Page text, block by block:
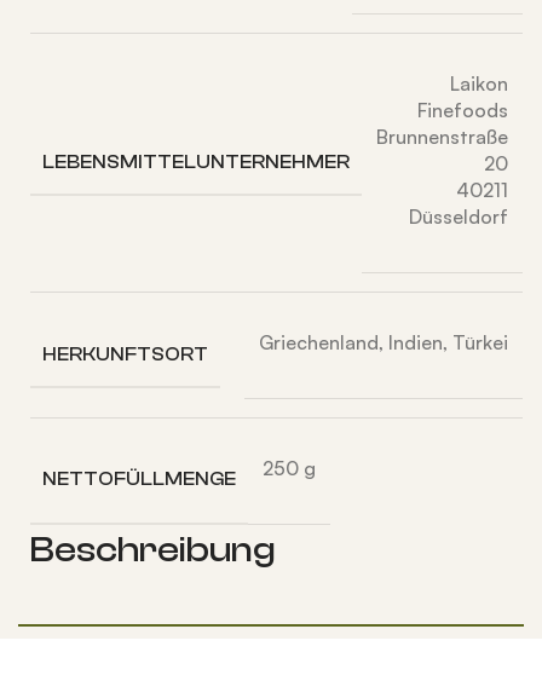
LEBENSMITTELUNTERNEHMER
Laikon
Finefoods
Brunnenstraße
20
40211
Düsseldorf
HERKUNFTSORT Griechenland, Indien, Türkei
NETTOFÜLLMENGE 250 g
Beschreibung